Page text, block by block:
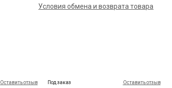
Условия обмена и возврата товара
Оставить отзыв Под заказ Оставить отзыв